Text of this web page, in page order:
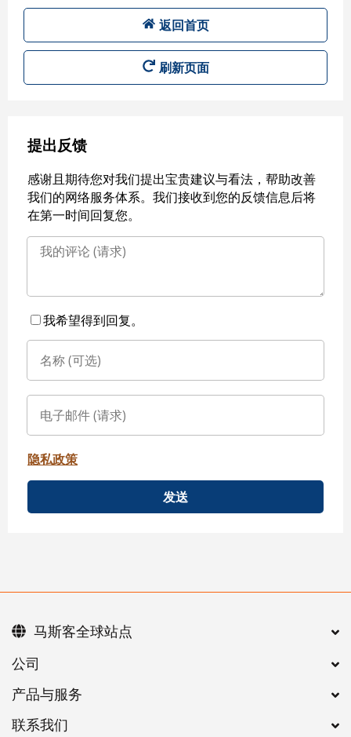
返回首页
刷新页面
提出反馈
感谢且期待您对我们提出宝贵建议与看法，帮助改善
我们的网络服务体系。我们接收到您的反馈信息后将
在第一时间回复您。
我希望得到回复。
隐私政策
发送
公司
产品与服务
联系我们
马斯客全球站点